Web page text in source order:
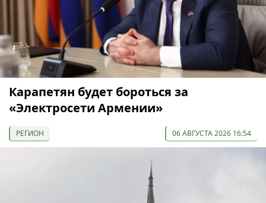
Карапетян будет бороться за
«Электросети Армении»
РЕГИОН 06 АВГУСТА 2026 16:54